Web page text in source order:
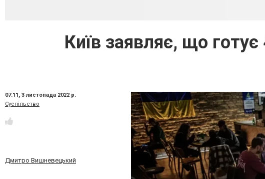
Київ заявляє, що
07:11, 3 листопада 2022 р.
Суспільство
Дмитро Вишневецький